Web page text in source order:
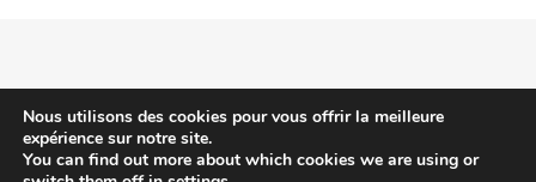
2026 voyagehotels.info © | Thème Bard par WP Royal
Nous utilisons des cookies pour vous offrir la meilleure
expérience sur notre site.
You can find out more about which cookies we are using or